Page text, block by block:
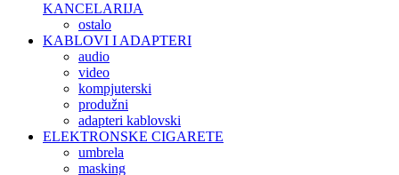
KANCELARIJA
ostalo
KABLOVI I ADAPTERI
audio
video
kompjuterski
produžni
adapteri kablovski
ELEKTRONSKE CIGARETE
umbrela
masking